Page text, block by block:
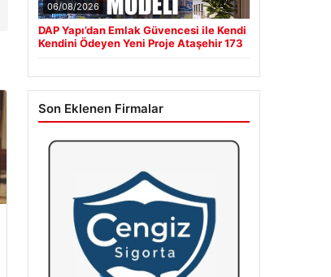
06/08/2026
DAP Yapı’dan Emlak Güvencesi ile Kendi
Kendini Ödeyen Yeni Proje Ataşehir 173
Son Eklenen Firmalar